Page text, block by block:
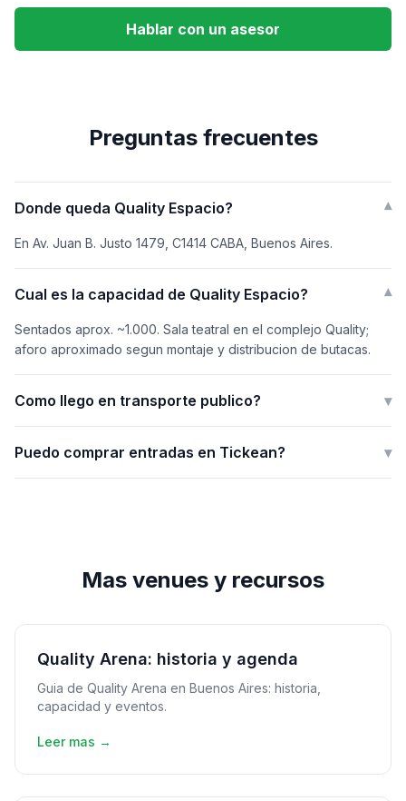
Hablar con un asesor
Preguntas frecuentes
Donde queda Quality Espacio? ▾
En Av. Juan B. Justo 1479, C1414 CABA, Buenos Aires.
Cual es la capacidad de Quality Espacio? ▾
Sentados aprox. ~1.000. Sala teatral en el complejo Quality;
aforo aproximado segun montaje y distribucion de butacas.
Como llego en transporte publico? ▾
Puedo comprar entradas en Tickean? ▾
Mas venues y recursos
Quality Arena: historia y agenda
Guia de Quality Arena en Buenos Aires: historia,
capacidad y eventos.
Leer mas →